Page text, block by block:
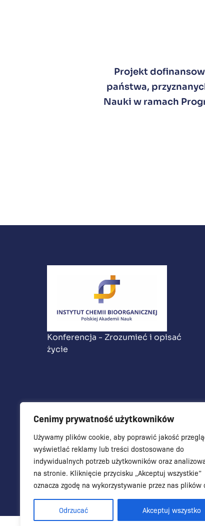
Cenimy prywatność użytkowników
Używamy plików cookie, aby poprawić jakość
wyświetlać reklamy lub treści dostosowane do
indywidualnych potrzeb użytkowników oraz
na stronie. Kliknięcie przycisku „Akceptuj wszystkie”
oznacza zgodę na wykorzystywanie przez nas plików
Odrzucać Akceptuj wszystko
Projekt
państwa,
Nauki w ramach
Konferencja - Zrozumieć i opisać
życie